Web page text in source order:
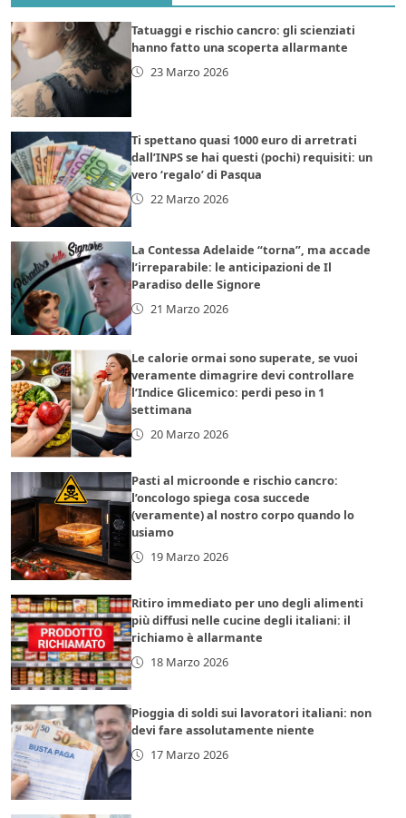
Tatuaggi e rischio cancro: gli scienziati
hanno fatto una scoperta allarmante
23 Marzo 2026
Ti spettano quasi 1000 euro di arretrati
dall’INPS se hai questi (pochi) requisiti: un
vero ‘regalo’ di Pasqua
22 Marzo 2026
La Contessa Adelaide “torna”, ma accade
l’irreparabile: le anticipazioni de Il
Paradiso delle Signore
21 Marzo 2026
Le calorie ormai sono superate, se vuoi
veramente dimagrire devi controllare
l’Indice Glicemico: perdi peso in 1
settimana
20 Marzo 2026
Pasti al microonde e rischio cancro:
l’oncologo spiega cosa succede
(veramente) al nostro corpo quando lo
usiamo
19 Marzo 2026
Ritiro immediato per uno degli alimenti
più diffusi nelle cucine degli italiani: il
richiamo è allarmante
18 Marzo 2026
Pioggia di soldi sui lavoratori italiani: non
devi fare assolutamente niente
17 Marzo 2026